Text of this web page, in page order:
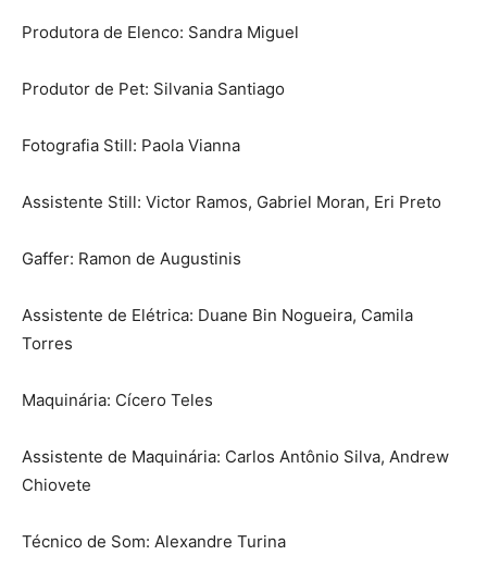
Produtora de Elenco: Sandra Miguel
Produtor de Pet: Silvania Santiago
Fotografia Still: Paola Vianna
Assistente Still: Victor Ramos, Gabriel Moran, Eri Preto
Gaffer: Ramon de Augustinis
Assistente de Elétrica: Duane Bin Nogueira, Camila
Torres
Maquinária: Cícero Teles
Assistente de Maquinária: Carlos Antônio Silva, Andrew
Chiovete
Técnico de Som: Alexandre Turina